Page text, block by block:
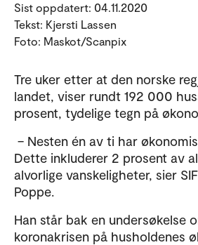
Sist oppdatert: 04.11.2020
Tekst: Kjersti Lassen
Foto: Maskot/Scanpix
Tre uker etter at den norske
landet, viser rundt 192 000
prosent, tydelige tegn på
– Nesten én av ti har
Dette inkluderer 2 prosent av
alvorlige vanskeligheter, sier
Poppe.
Han står bak en undersøkelse
koronakrisen på husholdenes